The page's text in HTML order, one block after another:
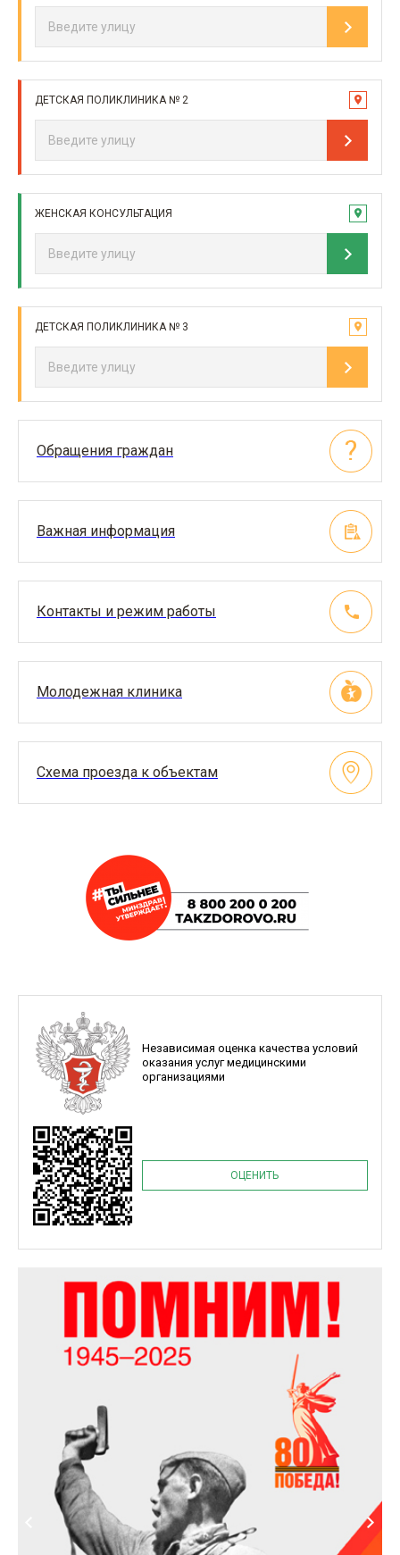
ДЕТСКАЯ ПОЛИКЛИНИКА № 2
ЖЕНСКАЯ КОНСУЛЬТАЦИЯ
ДЕТСКАЯ ПОЛИКЛИНИКА № 3
Обращения граждан
Важная информация
Контакты и режим работы
Молодежная клиника
Схема проезда к объектам
Независимая оценка качества условий
оказания услуг медицинскими
организациями
ОЦЕНИТЬ